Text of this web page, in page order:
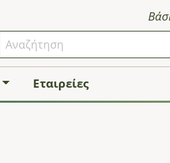
Εταιρείες